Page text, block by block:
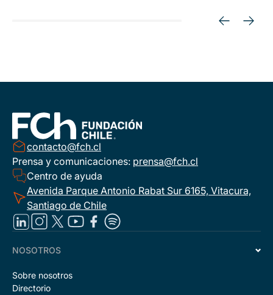
contacto@fch.cl
Prensa y comunicaciones: prensa@fch.cl
Centro de ayuda
Avenida Parque Antonio Rabat Sur 6165, Vitacura,
Santiago de Chile
NOSOTROS
Sobre nosotros
Directorio